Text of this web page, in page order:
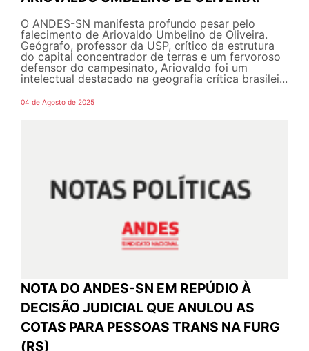
O ANDES-SN manifesta profundo pesar pelo
falecimento de Ariovaldo Umbelino de Oliveira.
Geógrafo, professor da USP, crítico da estrutura
do capital concentrador de terras e um fervoroso
defensor do campesinato, Ariovaldo foi um
intelectual destacado na geografia crítica brasilei...
04 de Agosto de 2025
NOTA DO ANDES-SN EM REPÚDIO À
DECISÃO JUDICIAL QUE ANULOU AS
COTAS PARA PESSOAS TRANS NA FURG
(RS)